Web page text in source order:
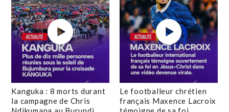
Kanguka : 8 morts durant
la campagne de Chris
Le footballeur chrétien
français Maxence Lacroix